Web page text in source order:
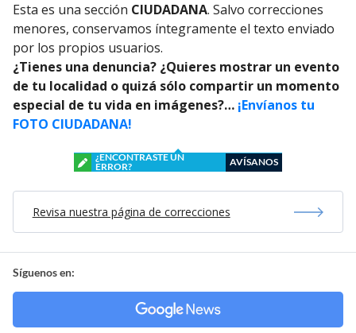
Esta es una sección CIUDADANA. Salvo correcciones
menores, conservamos íntegramente el texto enviado
por los propios usuarios.
¿Tienes una denuncia? ¿Quieres mostrar un evento
de tu localidad o quizá sólo compartir un momento
especial de tu vida en imágenes?… ¡Envíanos tu
FOTO CIUDADANA!
¿ENCONTRASTE UN
ERROR?
AVÍSANOS
Revisa nuestra página de correcciones
Síguenos en: